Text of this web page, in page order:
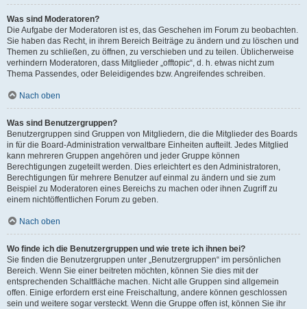
Was sind Moderatoren?
Die Aufgabe der Moderatoren ist es, das Geschehen im Forum zu beobachten.
Sie haben das Recht, in ihrem Bereich Beiträge zu ändern und zu löschen und
Themen zu schließen, zu öffnen, zu verschieben und zu teilen. Üblicherweise
verhindern Moderatoren, dass Mitglieder „offtopic“, d. h. etwas nicht zum
Thema Passendes, oder Beleidigendes bzw. Angreifendes schreiben.
Nach oben
Was sind Benutzergruppen?
Benutzergruppen sind Gruppen von Mitgliedern, die die Mitglieder des Boards
in für die Board-Administration verwaltbare Einheiten aufteilt. Jedes Mitglied
kann mehreren Gruppen angehören und jeder Gruppe können
Berechtigungen zugeteilt werden. Dies erleichtert es den Administratoren,
Berechtigungen für mehrere Benutzer auf einmal zu ändern und sie zum
Beispiel zu Moderatoren eines Bereichs zu machen oder ihnen Zugriff zu
einem nichtöffentlichen Forum zu geben.
Nach oben
Wo finde ich die Benutzergruppen und wie trete ich ihnen bei?
Sie finden die Benutzergruppen unter „Benutzergruppen“ im persönlichen
Bereich. Wenn Sie einer beitreten möchten, können Sie dies mit der
entsprechenden Schaltfläche machen. Nicht alle Gruppen sind allgemein
offen. Einige erfordern erst eine Freischaltung, andere können geschlossen
sein und weitere sogar versteckt. Wenn die Gruppe offen ist, können Sie ihr